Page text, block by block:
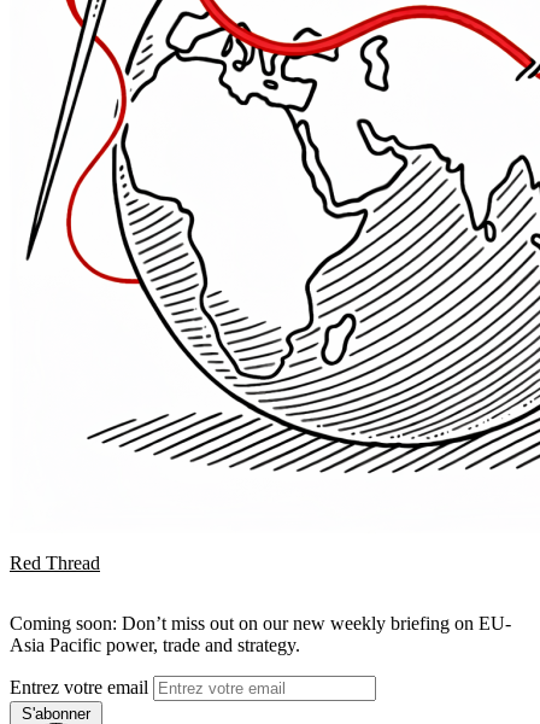
Red Thread
Coming soon: Don’t miss out on our new weekly briefing on EU-
Asia Pacific power, trade and strategy.
Entrez votre email
S'abonner